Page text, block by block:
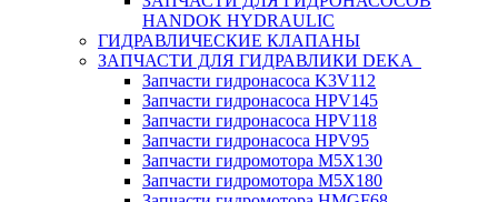
HANDOK HYDRAULIC
ГИДРАВЛИЧЕСКИЕ КЛАПАНЫ
ЗАПЧАСТИ ДЛЯ ГИДРАВЛИКИ DEKA
Запчасти гидронасоса K3V112
Запчасти гидронасоса HPV145
Запчасти гидронасоса HPV118
Запчасти гидронасоса HPV95
Запчасти гидромотора M5X130
Запчасти гидромотора M5X180